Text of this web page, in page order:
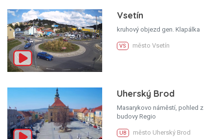
Vsetín
kruhový objezd gen. Klapálka
VS město Vsetín
Uherský Brod
Masarykovo náměstí, pohled z
budovy Regio
UB město Uherský Brod